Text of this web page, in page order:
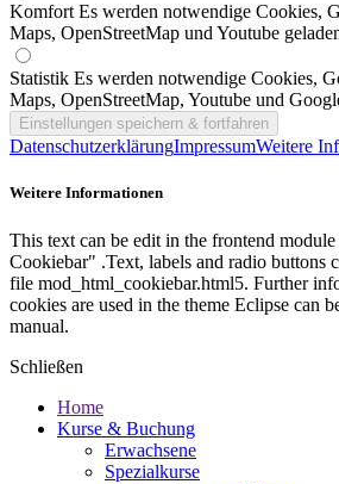
Komfort Es werden notwendige Cookies,
Maps, OpenStreetMap und Youtube
Statistik Es werden notwendige Cookies,
Maps, OpenStreetMap, Youtube und
DatenschutzerklärungImpressumWeitere
Weitere Informationen
This text can be edit in the frontend
Cookiebar" .Text, labels and radio buttons
file mod_html_cookiebar.html5. Further
cookies are used in the theme Eclipse can
manual.
Schließen
Home
Kurse & Buchung
Erwachsene
Spezialkurse